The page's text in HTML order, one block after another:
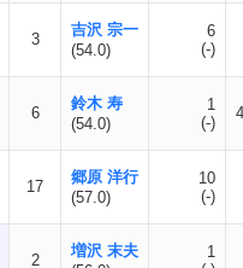
3
吉沢 宗一
(54.0)
6
(-)
6
鈴木 寿
(54.0)
1
(-)
17
郷原 洋行
(57.0)
10
(-)
2
増沢 末夫
1